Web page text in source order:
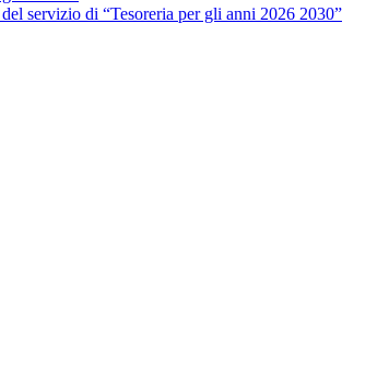
servizio di “Tesoreria per gli anni 2026 2030”